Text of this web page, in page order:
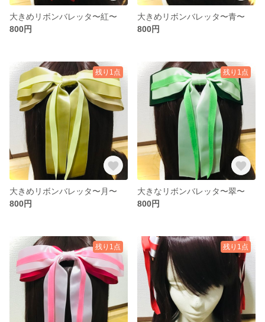
大きめリボンバレッタ〜紅〜
800円
大きめリボンバレッタ〜青〜
800円
残り1点
大きめリボンバレッタ〜月〜
800円
残り1点
大きなリボンバレッタ〜翠〜
800円
残り1点 残り1点